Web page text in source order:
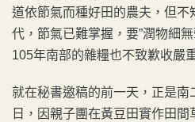
道依節氣而種好田的農夫，但不
代，節氣已難掌握，要”潤物細
105年南部的雜糧也不致歉收嚴
就在秘書邀稿的前一天，正是南
日，因親子團在黃豆田實作田